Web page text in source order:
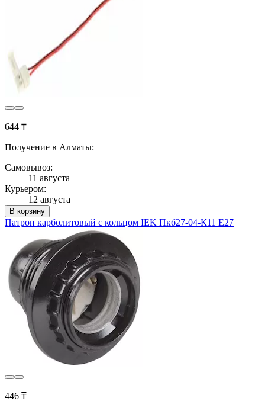
644 ₸
Получение в Алматы:
Самовывоз:
11 августа
Курьером:
12 августа
В корзину
Патрон карболитовый с кольцом IEK Пкб27-04-К11 Е27
446 ₸